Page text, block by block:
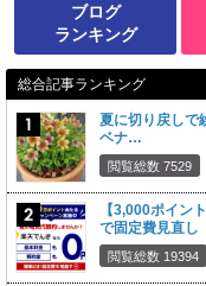
ブログ
ランキング
総合記事ランキング
夏に切り戻し
ベナ…
閲覧総数 7529
【3,000ポイン
で固定費見直し
閲覧総数 19394